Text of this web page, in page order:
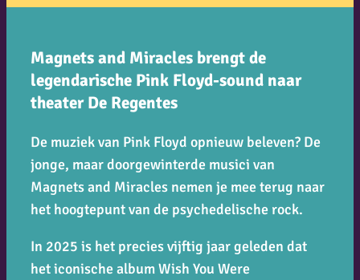
Magnets and Miracles brengt de
legendarische Pink Floyd-sound naar
theater De Regentes
De muziek van Pink Floyd opnieuw beleven? De
jonge, maar doorgewinterde musici van
Magnets and Miracles nemen je mee terug naar
het hoogtepunt van de psychedelische rock.
In 2025 is het precies vijftig jaar geleden dat
het iconische albumWish You Were